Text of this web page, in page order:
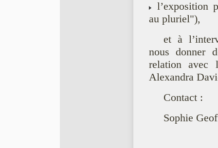
l’exposition
au pluriel"),
et à
nous donner
relation avec
Alexandra
Contact :
Sophie